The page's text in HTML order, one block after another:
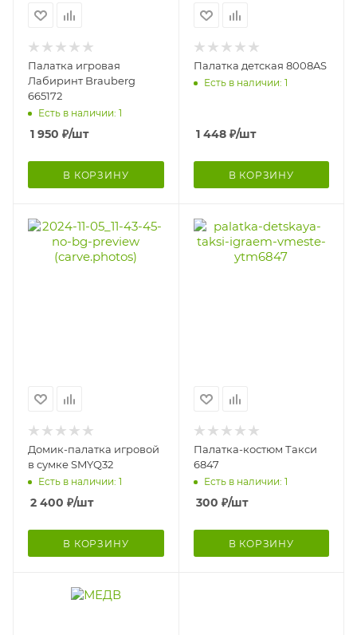
Палатка игровая
Лабиринт Brauberg
665172
Есть в наличии: 1
1 950 ₽/шт
В КОРЗИНУ
Палатка детская 8008AS
Есть в наличии: 1
1 448₽/шт
В КОРЗИНУ
Домик-палатка игровой
в сумке SMYQ32
Есть в наличии: 1
2 400 ₽/шт
В КОРЗИНУ
Палатка-костюм Такси
6847
Есть в наличии: 1
300 ₽/шт
В КОРЗИНУ